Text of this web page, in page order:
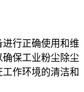
行正确使用和维
保工业粉尘除尘
作环境的清洁和